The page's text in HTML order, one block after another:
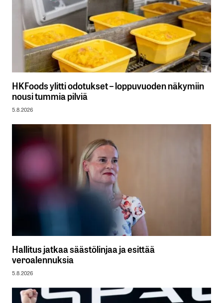
HKFoods ylitti odotukset – loppuvuoden näkymiin
nousi tummia pilviä
5.8.2026
Hallitus jatkaa säästölinjaa ja esittää
veroalennuksia
5.8.2026